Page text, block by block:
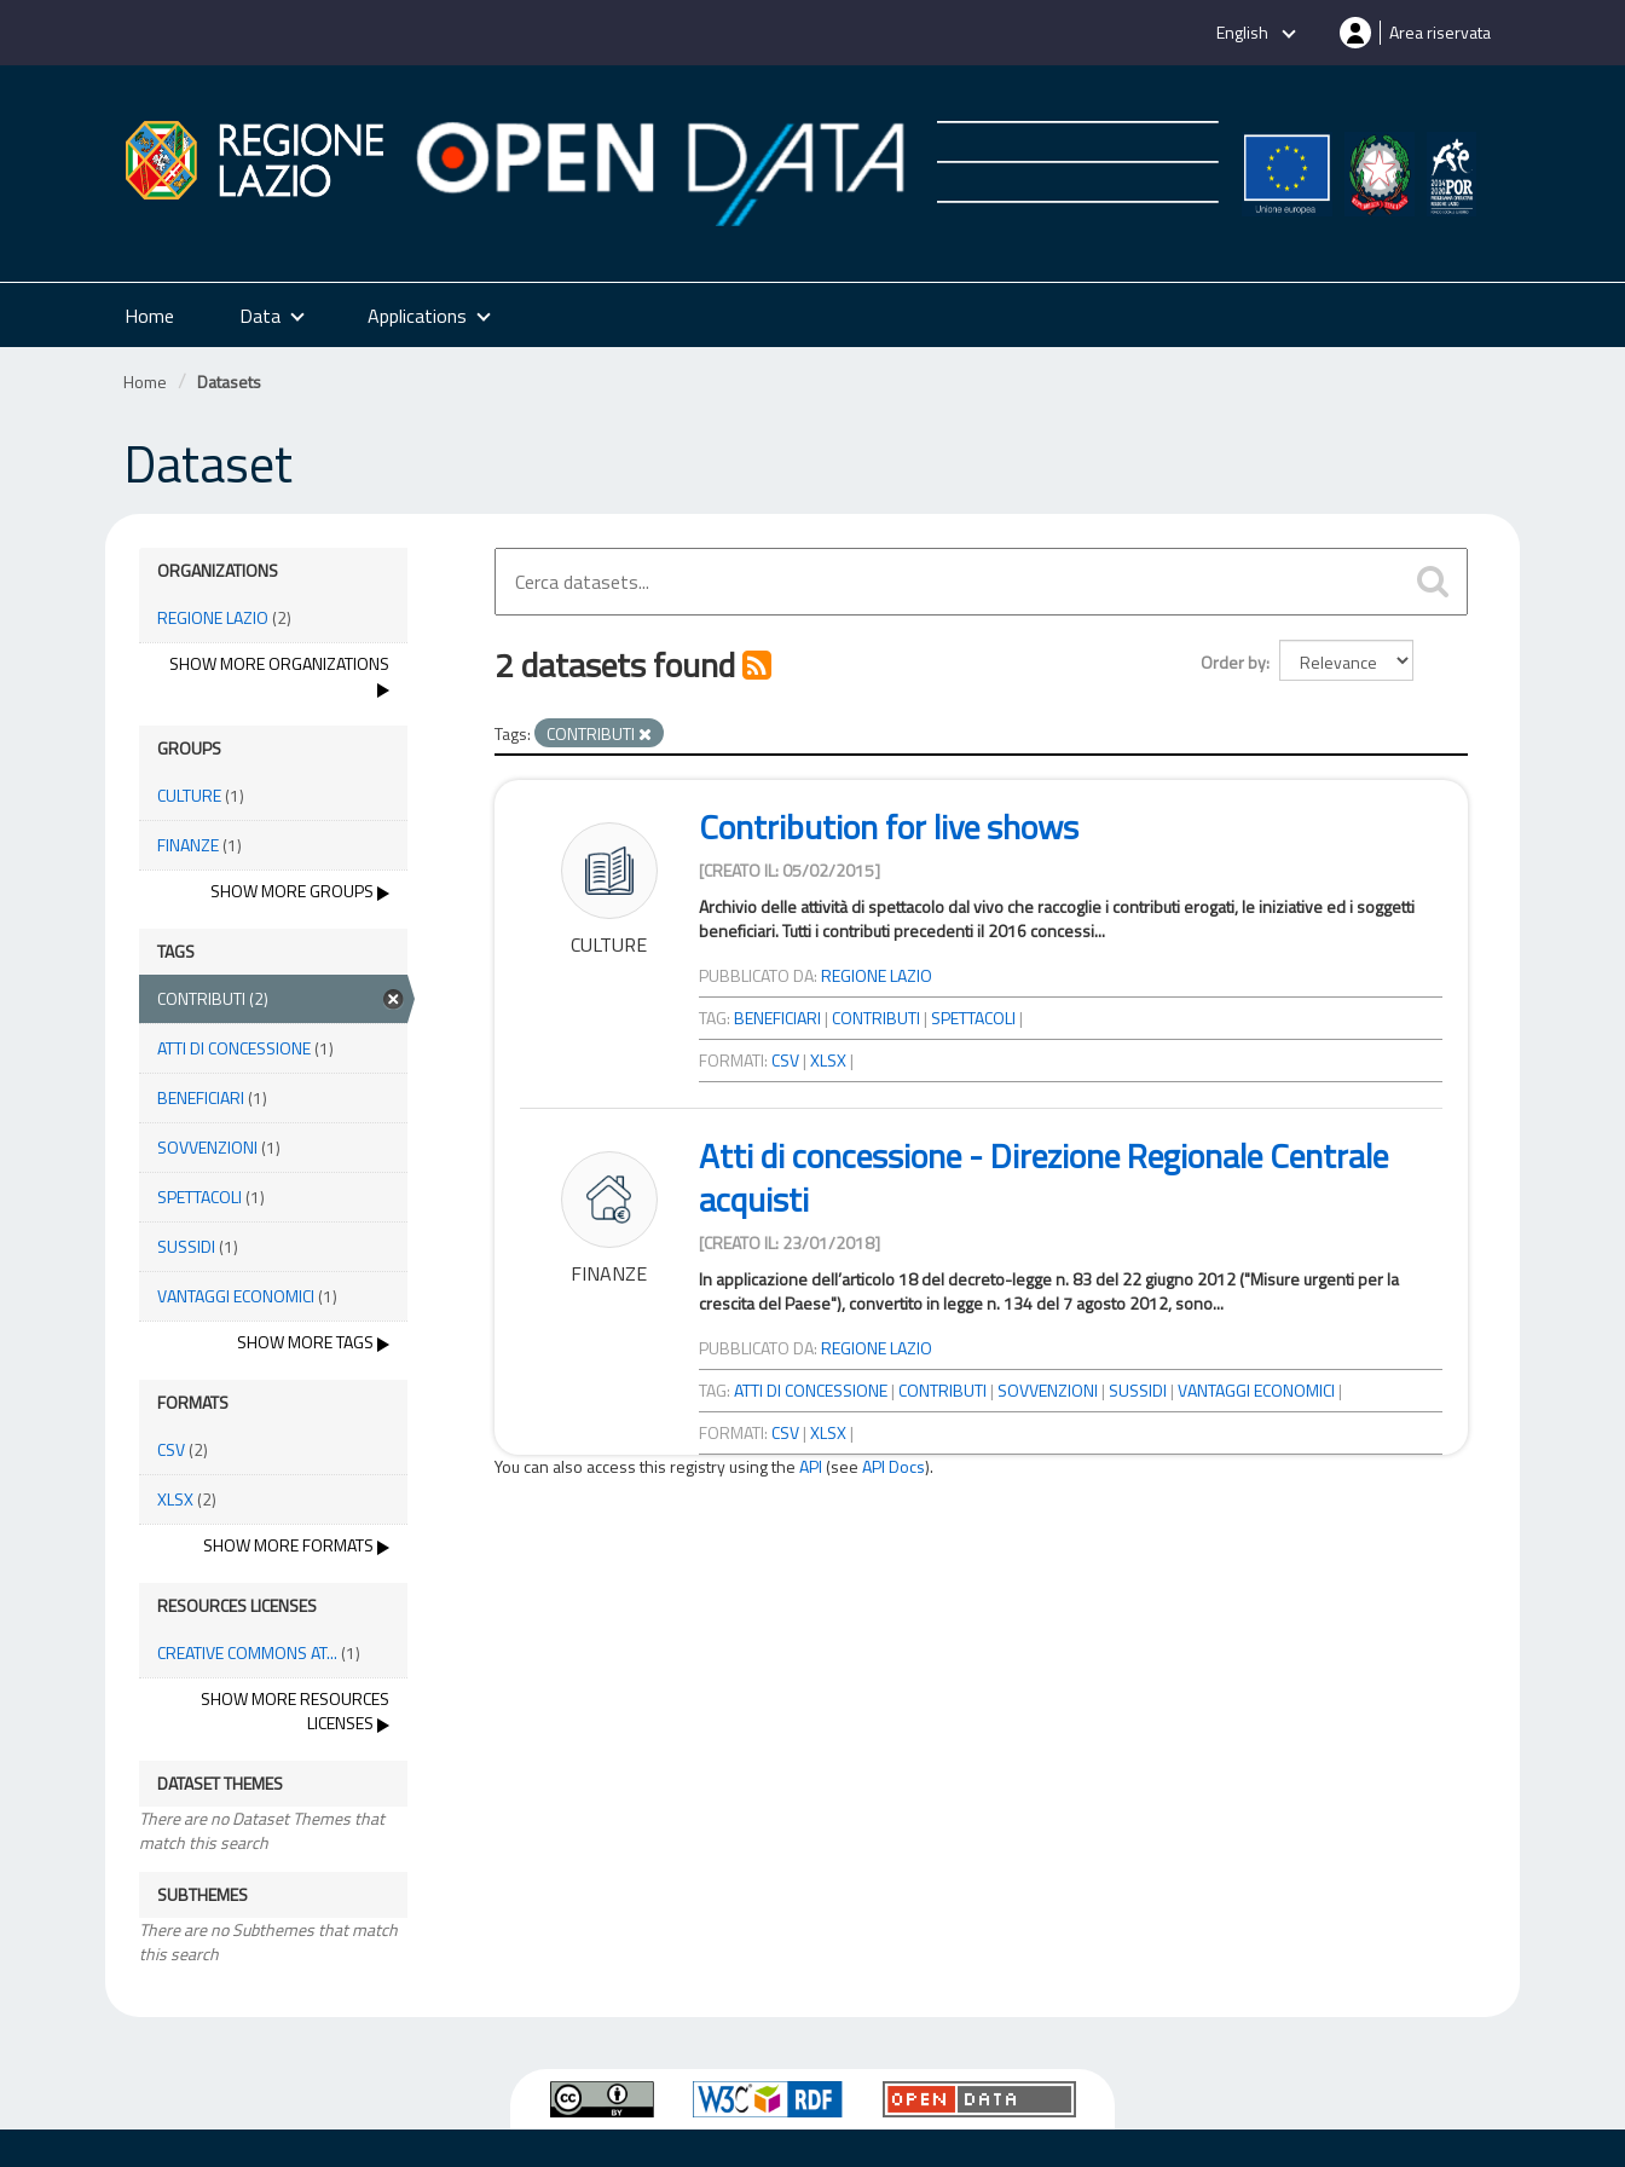
English Area riservata
Home Data Applications
Home Datasets
Dataset
ORGANIZATIONS
REGIONE LAZIO (2)
SHOW MORE ORGANIZATIONS
GROUPS
CULTURE(1)
FINANZE(1)
SHOW MORE GROUPS
TAGS
CONTRIBUTI (2)
ATTI DI CONCESSIONE(1)
BENEFICIARI (1)
SOVVENZIONI (1)
SPETTACOLI (1)
SUSSIDI (1)
VANTAGGI ECONOMICI (1)
SHOW MORE TAGS
FORMATS
CSV(2)
XLSX(2)
SHOW MORE FORMATS
RESOURCES LICENSES
CREATIVE COMMONS AT... (1)
SHOW MORE RESOURCES
LICENSES
DATASET THEMES
There are no Dataset Themes that
match this search
SUBTHEMES
There are no Subthemes that match
this search
Order by
2 datasets found
Tags: CONTRIBUTI
CULTURE
Contribution for live shows
[CREATO IL: 05/02/2015]
Archivio delle attività di spettacolo dal vivo che raccoglie i contributi erogati, le iniziative ed i soggetti
beneficiari. Tutti i contributi precedenti il 2016 concessi...
PUBBLICATO DA:REGIONE LAZIO
TAG:BENEFICIARI |CONTRIBUTI | SPETTACOLI |
FORMATI:CSV |XLSX |
FINANZE
Atti di concessione - Direzione Regionale Centrale
acquisti
[CREATO IL: 23/01/2018]
In applicazione dell’articolo 18 del decreto-legge n. 83 del 22 giugno 2012 ("Misure urgenti per la
crescita del Paese"), convertito in legge n. 134 del 7 agosto 2012, sono...
PUBBLICATO DA:REGIONE LAZIO
TAG:ATTI DI CONCESSIONE |CONTRIBUTI | SOVVENZIONI | SUSSIDI |VANTAGGI ECONOMICI |
FORMATI:CSV |XLSX |
You can also access this registry using theAPI (seeAPI Docs).